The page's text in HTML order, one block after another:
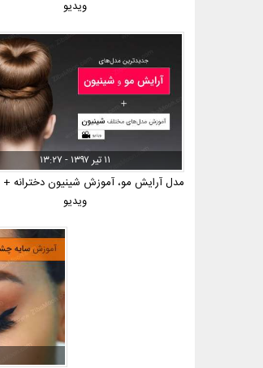
ویدیو
۱۱ تیر ۱۳۹۷ - ۱۳:۲۷
مدل آرایش مو، آموزش شینیون دخترانه +
ویدیو